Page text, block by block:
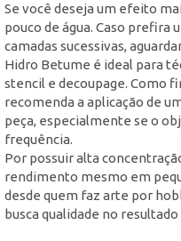
Se você deseja um efeito
pouco de água. Caso prefira
camadas sucessivas,
Hidro Betume é ideal para
stencil e decoupage. Como
recomenda a aplicação de
peça, especialmente se o
frequência.
Por possuir alta
rendimento mesmo em
desde quem faz arte por
busca qualidade no